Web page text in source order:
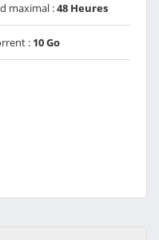
maximal :48 Heures
: 10 Go